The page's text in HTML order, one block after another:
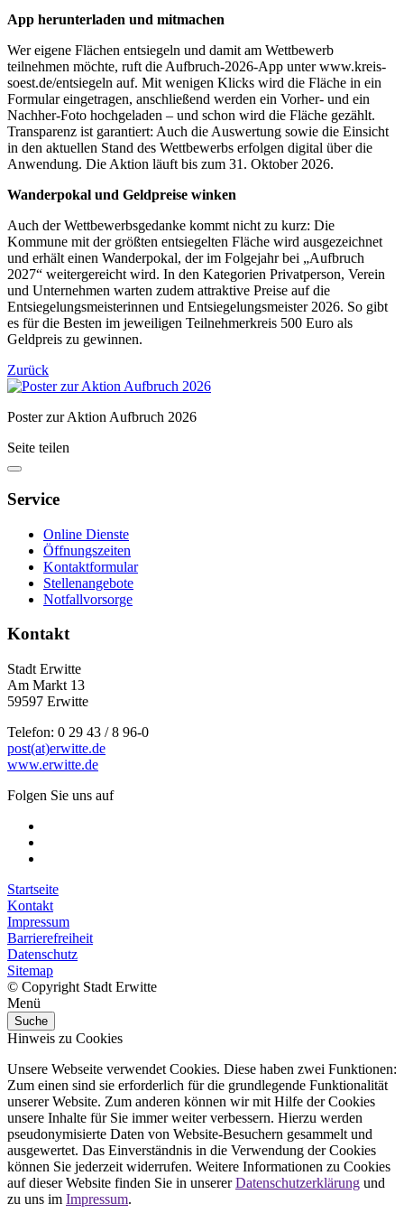
App herunterladen und mitmachen
Wer eigene Flächen entsiegeln und damit am Wettbewerb
teilnehmen möchte, ruft die Aufbruch-2026-App unter www.kreis-
soest.de/entsiegeln auf. Mit wenigen Klicks wird die Fläche in ein
Formular eingetragen, anschließend werden ein Vorher- und ein
Nachher-Foto hochgeladen – und schon wird die Fläche gezählt.
Transparenz ist garantiert: Auch die Auswertung sowie die Einsicht
in den aktuellen Stand des Wettbewerbs erfolgen digital über die
Anwendung. Die Aktion läuft bis zum 31. Oktober 2026.
Wanderpokal und Geldpreise winken
Auch der Wettbewerbsgedanke kommt nicht zu kurz: Die
Kommune mit der größten entsiegelten Fläche wird ausgezeichnet
und erhält einen Wanderpokal, der im Folgejahr bei „Aufbruch
2027“ weitergereicht wird. In den Kategorien Privatperson, Verein
und Unternehmen warten zudem attraktive Preise auf die
Entsiegelungsmeisterinnen und Entsiegelungsmeister 2026. So gibt
es für die Besten im jeweiligen Teilnehmerkreis 500 Euro als
Geldpreis zu gewinnen.
Zurück
Poster zur Aktion Aufbruch 2026
Seite teilen
Service
Online Dienste
Öffnungszeiten
Kontaktformular
Stellenangebote
Notfallvorsorge
Kontakt
Stadt Erwitte
Am Markt 13
59597 Erwitte
Telefon: 0 29 43 / 8 96-0
post(at)erwitte.de
www.erwitte.de
Folgen Sie uns auf
Startseite
Kontakt
Impressum
Barrierefreiheit
Datenschutz
Sitemap
© Copyright Stadt Erwitte
Menü
Suche
Hinweis zu Cookies
Unsere Webseite verwendet Cookies. Diese haben zwei Funktionen:
Zum einen sind sie erforderlich für die grundlegende Funktionalität
unserer Website. Zum anderen können wir mit Hilfe der Cookies
unsere Inhalte für Sie immer weiter verbessern. Hierzu werden
pseudonymisierte Daten von Website-Besuchern gesammelt und
ausgewertet. Das Einverständnis in die Verwendung der Cookies
können Sie jederzeit widerrufen. Weitere Informationen zu Cookies
auf dieser Website finden Sie in unsererDatenschutzerklärung und
zu uns im Impressum.